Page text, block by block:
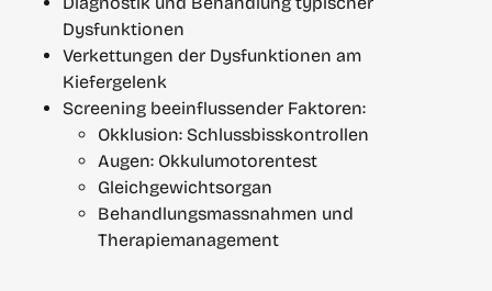
Dysfunktionen
Verkettungen der Dysfunktionen am
Kiefergelenk
Screening beeinflussender Faktoren:
Okklusion: Schlussbisskontrollen
Augen: Okkulumotorentest
Gleichgewichtsorgan
Behandlungsmassnahmen und
Therapiemanagement